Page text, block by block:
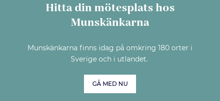
Hitta din mötesplats hos
Munskänkarna
Munskänkarna finns idag på omkring 180 orter i
Sverige och i utlandet.
GÅ MED NU